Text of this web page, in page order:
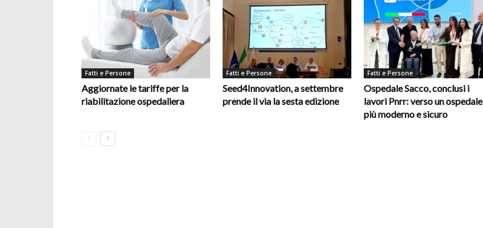
Fatti e Persone
Aggiornate le tariffe per la
riabilitazione ospedaliera
Fatti e Persone
Seed4Innovation, a settembre
prende il via la sesta edizione
Fatti e Persone
Ospedale Sacco, conclusi i
lavori Pnrr: verso un ospedale
più moderno e sicuro